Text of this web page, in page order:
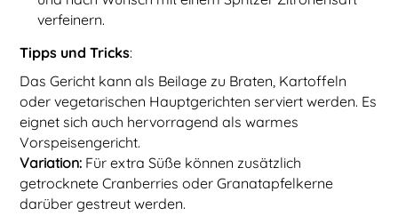
verfeinern.
Tipps und Tricks:
Das Gericht kann als Beilage zu Braten, Kartoffeln
oder vegetarischen Hauptgerichten serviert werden. Es
eignet sich auch hervorragend als warmes
Vorspeisengericht.
Variation: Für extra Süße können zusätzlich
getrocknete Cranberries oder Granatapfelkerne
darüber gestreut werden.